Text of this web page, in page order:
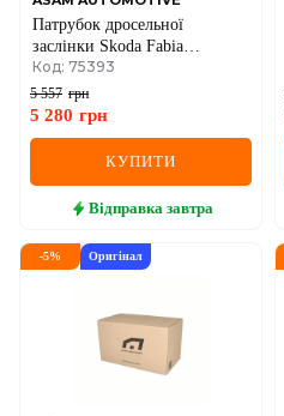
Патрубок дросельної
заслінки Skoda Fabia
I,Seat,Roomster,Polo 1.2/1.4
99- VW
Код: 75393
5 557 грн
5 280 грн
КУПИТИ
Відправка завтра
-5% Оригінал